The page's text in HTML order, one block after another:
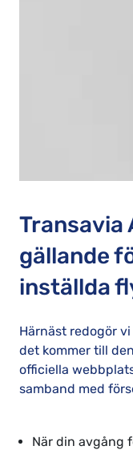
Transavia
gällande
inställda
Härnäst redogör
det kommer till
officiella
samband med
När din avgång